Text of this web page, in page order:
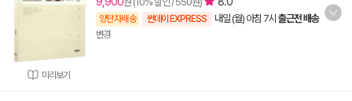
미리보기
양탄자배송 썬데이 EXPRESS 내일 (월) 아침 7시 출근전 배송
변경